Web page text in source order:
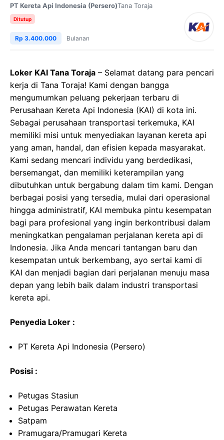
PT Kereta Api Indonesia (Persero)Tana Toraja
Ditutup
Rp 3.400.000 Bulanan
Loker KAI Tana Toraja – Selamat datang para pencari
kerja di Tana Toraja! Kami dengan bangga
mengumumkan peluang pekerjaan terbaru di
Perusahaan Kereta Api Indonesia (KAI) di kota ini.
Sebagai perusahaan transportasi terkemuka, KAI
memiliki misi untuk menyediakan layanan kereta api
yang aman, handal, dan efisien kepada masyarakat.
Kami sedang mencari individu yang berdedikasi,
bersemangat, dan memiliki keterampilan yang
dibutuhkan untuk bergabung dalam tim kami. Dengan
berbagai posisi yang tersedia, mulai dari operasional
hingga administratif, KAI membuka pintu kesempatan
bagi para profesional yang ingin berkontribusi dalam
meningkatkan pengalaman perjalanan kereta api di
Indonesia. Jika Anda mencari tantangan baru dan
kesempatan untuk berkembang, ayo sertai kami di
KAI dan menjadi bagian dari perjalanan menuju masa
depan yang lebih baik dalam industri transportasi
kereta api.
Penyedia Loker :
PT Kereta Api Indonesia (Persero)
Posisi :
Petugas Stasiun
Petugas Perawatan Kereta
Satpam
Pramugara/Pramugari Kereta